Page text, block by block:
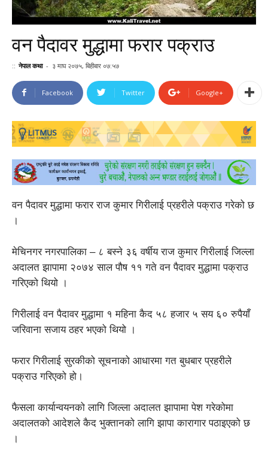
वन पैदावर मुद्धामा फरार पक्राउ
:: नेपाल कथा - ३ माघ २०७५, बिहीबार ०७:५७
Facebook Twitter Google+
वन पैदावर मुद्धामा फरार राज कुमार गिरीलाई प्रहरीले पक्राउ गरेको छ
।
मेचिनगर नगरपालिका – ८ बस्ने ३६ वर्षीय राज कुमार गिरीलाई जिल्ला
अदालत झापामा २०७४ साल पौष ११ गते वन पैदावर मुद्धामा पक्राउ
गरिएको थियो ।
गिरीलाई वन पैदावर मुद्धामा १ महिना कैद ५८ हजार ५ सय ६० रुपैयाँ
जरिवाना सजाय ठहर भएको थियो ।
फरार गिरीलाई सुरकीको सूचनाको आधारमा गत बुधबार प्रहरीले
पक्राउ गरिएको हो।
फैसला कार्यान्वयनको लागि जिल्ला अदालत झापामा पेश गरेकोमा
अदालतको आदेशले कैद भुक्तानको लागि झापा कारागार पठाइएको छ
।